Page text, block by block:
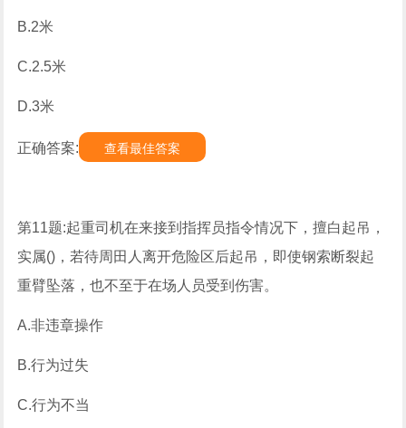
B.2米
C.2.5米
D.3米
正确答案: 查看最佳答案
第11题:起重司机在来接到指挥员指令情况下，擅白起吊，
实属()，若待周田人离开危险区后起吊，即使钢索断裂起
重臂坠落，也不至于在场人员受到伤害。
A.非违章操作
B.行为过失
C.行为不当